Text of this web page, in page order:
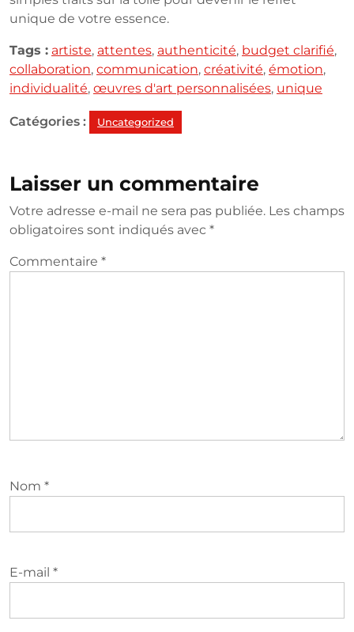
unique de votre essence.
Tags : artiste, attentes, authenticité, budget clarifié,
collaboration, communication, créativité, émotion,
individualité, œuvres d'art personnalisées, unique
Catégories : Uncategorized
Laisser un commentaire
Votre adresse e-mail ne sera pas publiée. Les champs
obligatoires sont indiqués avec *
Commentaire *
Nom *
E-mail *